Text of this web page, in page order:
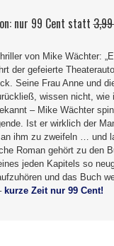
nur 99 Cent statt
von Mike Wächter:
der gefeierte
Seine Frau Anne und
wissen nicht,
– Mike Wächter
Ist er wirklich der
ihm zu zweifeln … und
Roman gehört zu den
jeden Kapitels so
und das Buch
kurze Zeit nur 99 Cent!